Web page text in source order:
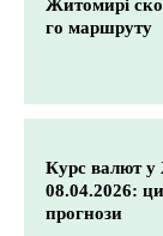
Житомирі
го маршруту
Курс валют у
08.04.2026:
прогнози